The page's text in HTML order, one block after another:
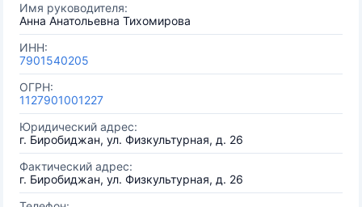
Имя руководителя:
Анна Анатольевна Тихомирова
ИНН:
7901540205
ОГРН:
1127901001227
Юридический адрес:
г. Биробиджан, ул. Физкультурная, д. 26
Фактический адрес:
г. Биробиджан, ул. Физкультурная, д. 26